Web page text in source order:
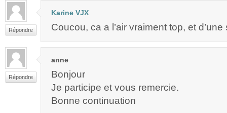
Répondre
Karine VJX
Coucou, ca a l’air vraiment top, et d’une
Répondre
anne
Bonjour
Je participe et vous remercie.
Bonne continuation